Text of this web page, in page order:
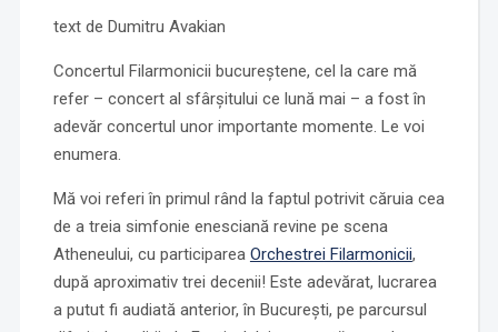
text de Dumitru Avakian
Concertul Filarmonicii bucureștene, cel la care mă
refer – concert al sfârșitului ce lună mai – a fost în
adevăr concertul unor importante momente. Le voi
enumera.
Mă voi referi în primul rând la faptul potrivit căruia cea
de a treia simfonie enesciană revine pe scena
Atheneului, cu participarea Orchestrei Filarmonicii,
după aproximativ trei decenii! Este adevărat, lucrarea
a putut fi audiată anterior, în București, pe parcursul